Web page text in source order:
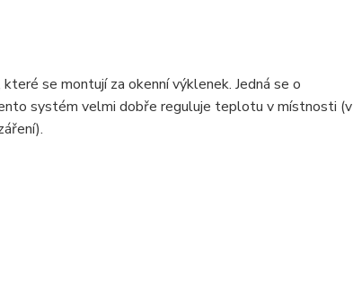
se montují za okenní výklenek. Jedná se o
systém velmi dobře reguluje teplotu v místnosti (v